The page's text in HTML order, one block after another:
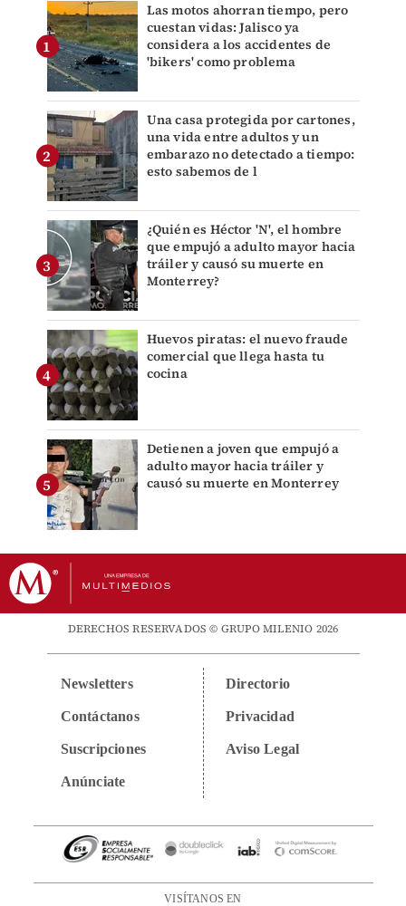
Las motos ahorran tiempo, pero
cuestan vidas: Jalisco ya
considera a los accidentes de
'bikers' como problema
Una casa protegida por cartones,
una vida entre adultos y un
embarazo no detectado a tiempo:
esto sabemos de l
¿Quién es Héctor 'N', el hombre
que empujó a adulto mayor hacia
tráiler y causó su muerte en
Monterrey?
Huevos piratas: el nuevo fraude
comercial que llega hasta tu
cocina
Detienen a joven que empujó a
adulto mayor hacia tráiler y
causó su muerte en Monterrey
DERECHOS RESERVADOS © GRUPO MILENIO 2026
Newsletters
Contáctanos
Suscripciones
Anúnciate
Directorio
Privacidad
Aviso Legal
VISÍTANOS EN